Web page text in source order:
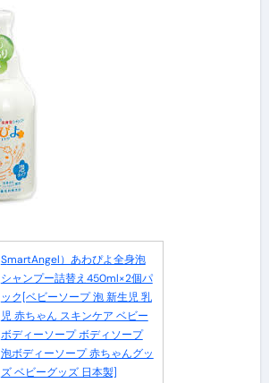
SmartAngel）あわぴよ全身泡
シャンプー詰替え450ml×2個パ
ック[ベビーソープ 泡 新生児 乳
児 赤ちゃん スキンケア ベビー
ボディーソープ ボディソープ
泡ボディーソープ 赤ちゃんグッ
ズ ベビーグッズ 日本製]